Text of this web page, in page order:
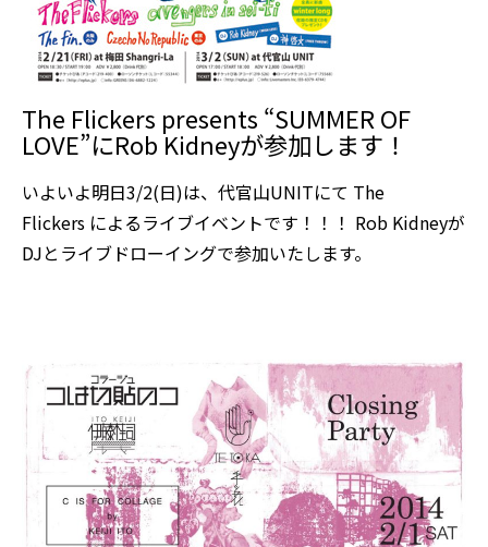
The Flickers presents “SUMMER OF
LOVE”にRob Kidneyが参加します！
いよいよ明日3/2(日)は、代官山UNITにて The
Flickers によるライブイベントです！！！ Rob Kidneyが
DJとライブドローイングで参加いたします。